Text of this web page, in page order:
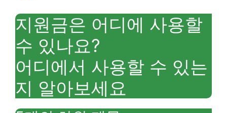
지원금은 어디에 사용할
수 있나요?
어디에서 사용할 수 있는
지 알아보세요